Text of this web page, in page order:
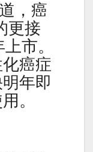
，癌
更接
市。
癌症
年即
。